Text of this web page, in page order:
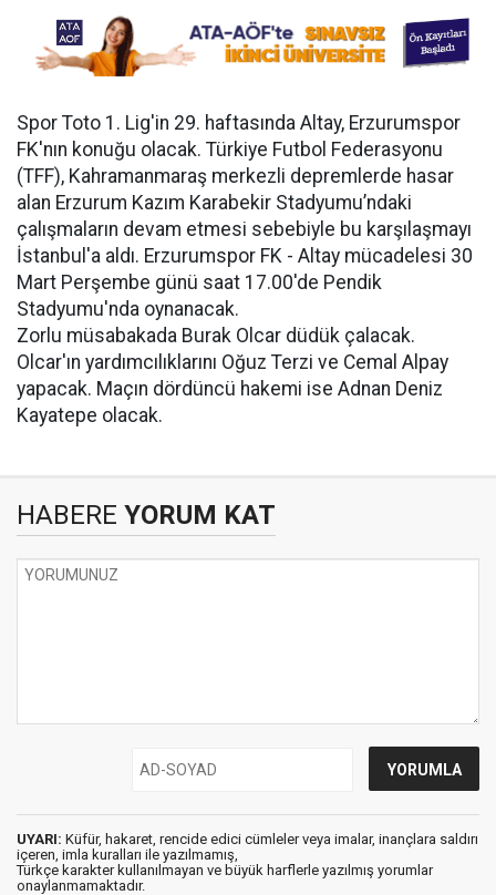
Spor Toto 1. Lig'in 29. haftasında Altay, Erzurumspor
FK'nın konuğu olacak. Türkiye Futbol Federasyonu
(TFF), Kahramanmaraş merkezli depremlerde hasar
alan Erzurum Kazım Karabekir Stadyumu’ndaki
çalışmaların devam etmesi sebebiyle bu karşılaşmayı
İstanbul'a aldı. Erzurumspor FK - Altay mücadelesi 30
Mart Perşembe günü saat 17.00'de Pendik
Stadyumu'nda oynanacak.
Zorlu müsabakada Burak Olcar düdük çalacak.
Olcar'ın yardımcılıklarını Oğuz Terzi ve Cemal Alpay
yapacak. Maçın dördüncü hakemi ise Adnan Deniz
Kayatepe olacak.
HABERE YORUM KAT
UYARI: Küfür, hakaret, rencide edici cümleler veya imalar, inançlara saldırı
içeren, imla kuralları ile yazılmamış,
Türkçe karakter kullanılmayan ve büyük harflerle yazılmış yorumlar
onaylanmamaktadır.